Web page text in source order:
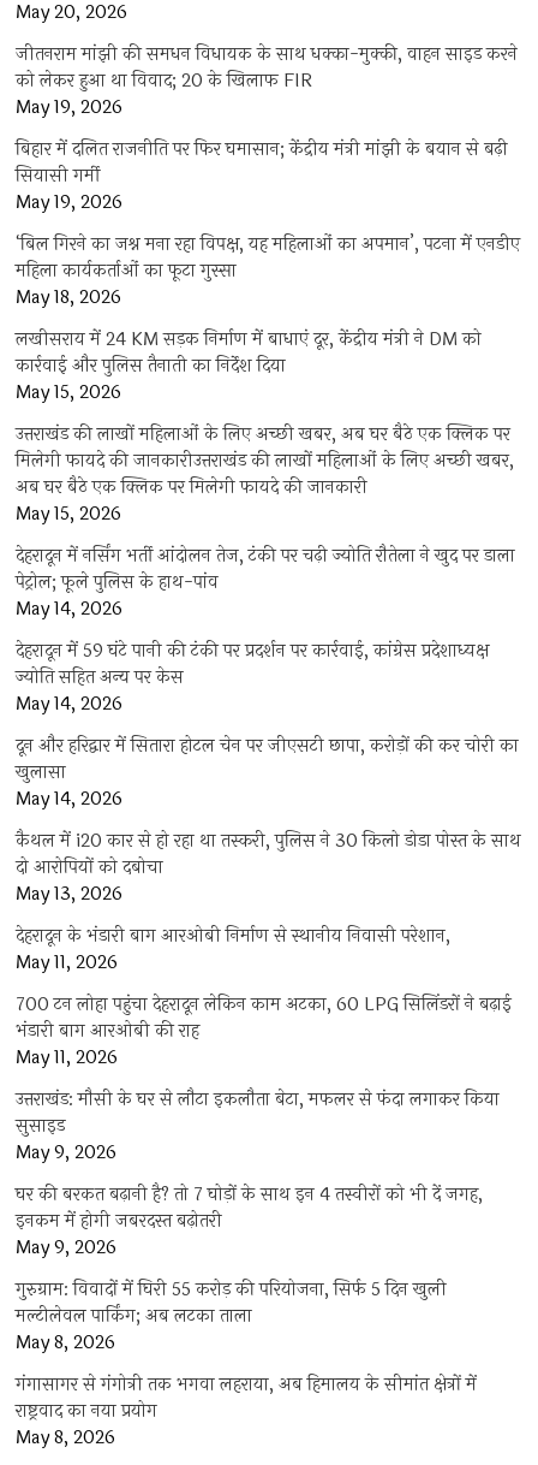
May 20, 2026
जीतनराम मांझी की समधन विधायक के साथ धक्का-मुक्की, वाहन साइड करने
को लेकर हुआ था विवाद; 20 के खिलाफ FIR
May 19, 2026
बिहार में दलित राजनीति पर फिर घमासान; केंद्रीय मंत्री मांझी के बयान से बढ़ी
सियासी गर्मी
May 19, 2026
‘बिल गिरने का जश्न मना रहा विपक्ष, यह महिलाओं का अपमान’, पटना में एनडीए
महिला कार्यकर्ताओं का फूटा गुस्सा
May 18, 2026
लखीसराय में 24 KM सड़क निर्माण में बाधाएं दूर, केंद्रीय मंत्री ने DM को
कार्रवाई और पुलिस तैनाती का निर्देश दिया
May 15, 2026
उत्तराखंड की लाखों महिलाओं के लिए अच्छी खबर, अब घर बैठे एक क्लिक पर
मिलेगी फायदे की जानकारीउत्तराखंड की लाखों महिलाओं के लिए अच्छी खबर,
अब घर बैठे एक क्लिक पर मिलेगी फायदे की जानकारी
May 15, 2026
देहरादून में नर्सिंग भर्ती आंदोलन तेज, टंकी पर चढ़ी ज्योति रौतेला ने खुद पर डाला
पेट्रोल; फूले पुलिस के हाथ-पांव
May 14, 2026
देहरादून में 59 घंटे पानी की टंकी पर प्रदर्शन पर कार्रवाई, कांग्रेस प्रदेशाध्यक्ष
ज्योति सहित अन्य पर केस
May 14, 2026
दून और हरिद्वार में सितारा होटल चेन पर जीएसटी छापा, करोड़ों की कर चोरी का
खुलासा
May 14, 2026
कैथल में i20 कार से हो रहा था तस्करी, पुलिस ने 30 किलो डोडा पोस्त के साथ
दो आरोपियों को दबोचा
May 13, 2026
देहरादून के भंडारी बाग आरओबी निर्माण से स्थानीय निवासी परेशान,
May 11, 2026
700 टन लोहा पहुंचा देहरादून लेकिन काम अटका, 60 LPG सिलिंडरों ने बढ़ाई
भंडारी बाग आरओबी की राह
May 11, 2026
उत्तराखंड: मौसी के घर से लौटा इकलौता बेटा, मफलर से फंदा लगाकर किया
सुसाइड
May 9, 2026
घर की बरकत बढ़ानी है? तो 7 घोड़ों के साथ इन 4 तस्वीरों को भी दें जगह,
इनकम में होगी जबरदस्त बढ़ोतरी
May 9, 2026
गुरुग्राम: विवादों में घिरी 55 करोड़ की परियोजना, सिर्फ 5 दिन खुली
मल्टीलेवल पार्किंग; अब लटका ताला
May 8, 2026
गंगासागर से गंगोत्री तक भगवा लहराया, अब हिमालय के सीमांत क्षेत्रों में
राष्ट्रवाद का नया प्रयोग
May 8, 2026